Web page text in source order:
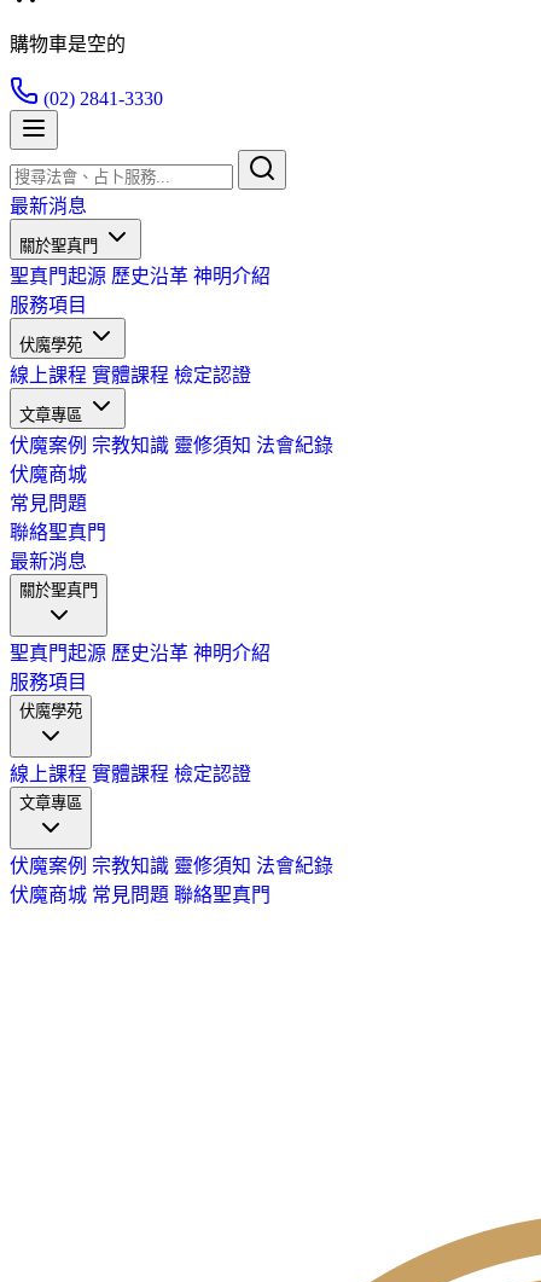
購物車是空的
(02) 2841-3330
最新消息
關於聖真門
聖真門起源 歷史沿革 神明介紹
服務項目
伏魔學苑
線上課程 實體課程 檢定認證
文章專區
伏魔案例 宗教知識 靈修須知 法會紀錄
伏魔商城
常見問題
聯絡聖真門
最新消息
關於聖真門
聖真門起源 歷史沿革 神明介紹
服務項目
伏魔學苑
線上課程 實體課程 檢定認證
文章專區
伏魔案例 宗教知識 靈修須知 法會紀錄
伏魔商城 常見問題 聯絡聖真門